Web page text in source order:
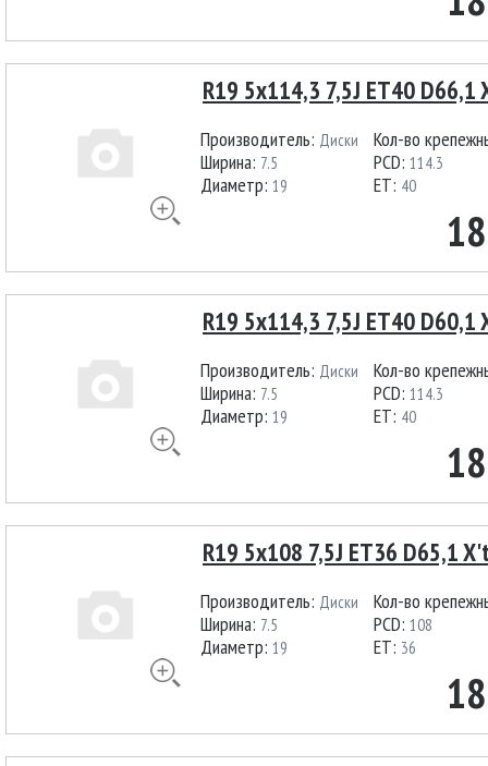
R19 5x114,3 7,5J ET40 D66,1
Производитель: Диски
Ширина: 7.5
Диаметр: 19
Кол-во
PCD: 114.3
ET: 40
R19 5x114,3 7,5J ET40 D60,1
Производитель: Диски
Ширина: 7.5
Диаметр: 19
Кол-во
PCD: 114.3
ET: 40
R19 5x108 7,5J ET36 D65,1
Производитель: Диски
Ширина: 7.5
Диаметр: 19
Кол-во
PCD: 108
ET: 36